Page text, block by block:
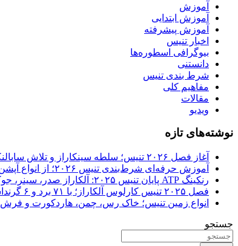
آموزش
آموزش ابتدایی
آموزش پیشرفته
اخبار تنیس
بیوگرافی اسطوره‌ها
دانستنی
شرط بندی تنیس
مفاهیم کلی
مقالات
ویدیو
نوشته‌های تازه
آغاز فصل ۲۰۲۶ تنیس؛ سلطه سینکاراز و تلاش سابالنکا برای تاریخ‌سازی
آموزش حرفه‌ای شرط‌بندی تنیس ۲۰۲۶؛ از انواع آپشن‌ها تا استراتژی‌های سودآور
رنکینگ ATP پایان تنیس ۲۰۲۵: آلکاراز صدر، سینر، جوکوویچ در
فصل ۲۰۲۵ تنیس کارلوس آلکاراز؛ با ۷۱ برد و ۶ گرنداسلم
انواع زمین تنیس؛ خاک رس، چمن، هاردکورت و فرش
جستجو